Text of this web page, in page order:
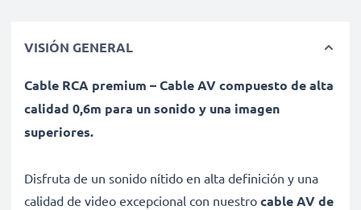
VISIÓN GENERAL
Cable RCA premium – Cable AV compuesto de alta
calidad 0,6m para un sonido y una imagen
superiores.
Disfruta de un sonido nítido en alta definición y una
calidad de video excepcional con nuestro cable AV de